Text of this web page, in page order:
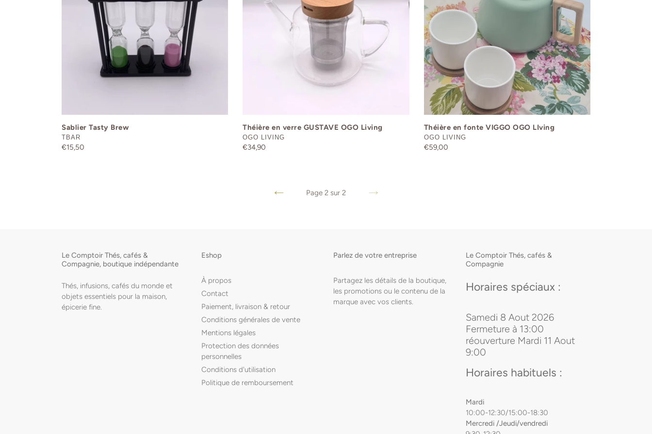
i
o
Sablier Tasty Brew
DISTRIBUTEUR
TBAR
Prix
€15,50
Living
Théière en verre GUSTAVE OGO Living
DISTRIBUTEUR
OGO LIVING
Prix
€34,90
LIving
Théière en fonte VIGGO OGO LIving
DISTRIBUTEUR
OGO LIVING
Prix
€59,00
Page 2 sur 2
Le Comptoir Thés, cafés &
Compagnie, boutique indépendante
Thés, infusions, cafés du monde et
objets essentiels pour la maison,
épicerie fine.
Eshop
À propos
Contact
Paiement, livraison & retour
Conditions générales de vente
Mentions légales
Protection des données
personnelles
Conditions d'utilisation
Politique de remboursement
Parlez de votre entreprise
Partagez les détails de la boutique,
les promotions ou le contenu de la
marque avec vos clients.
Le Comptoir Thés, cafés &
Compagnie
Horaires spéciaux :
Samedi 8 Aout 2026
Fermeture à 13:00
réouverture Mardi 11 Aout
9:00
Horaires habituels :
Mardi
10:00-12:30/15:00-18:30
Mercredi /Jeudi/vendredi